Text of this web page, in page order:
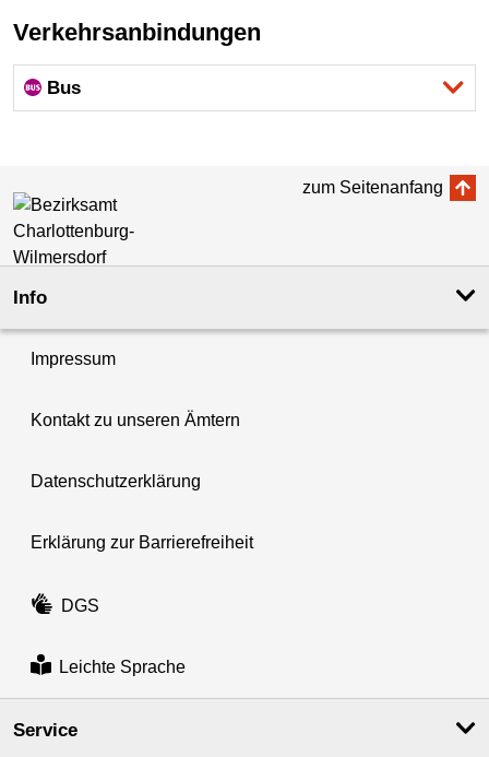
Verkehrsanbindungen
Bus
zum Seitenanfang
Info
Impressum
Kontakt zu unseren Ämtern
Datenschutzerklärung
Erklärung zur Barrierefreiheit
DGS
Leichte Sprache
Service